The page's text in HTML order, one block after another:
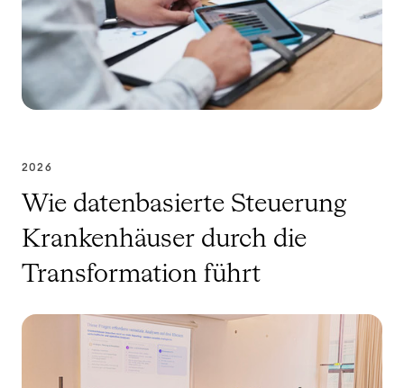
2026
Wie datenbasierte Steuerung
Krankenhäuser durch die
Transformation führt